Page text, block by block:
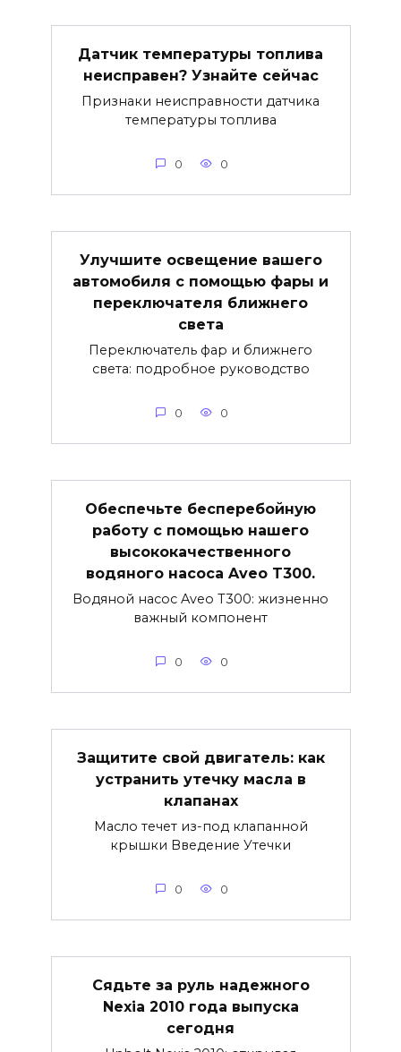
Датчик температуры топлива
неисправен? Узнайте сейчас
Признаки неисправности датчика
температуры топлива
0 0
Улучшите освещение вашего
автомобиля с помощью фары и
переключателя ближнего
света
Переключатель фар и ближнего
света: подробное руководство
0 0
Обеспечьте бесперебойную
работу с помощью нашего
высококачественного
водяного насоса Aveo T300.
Водяной насос Aveo T300: жизненно
важный компонент
0 0
Защитите свой двигатель: как
устранить утечку масла в
клапанах
Масло течет из-под клапанной
крышки Введение Утечки
0 0
Сядьте за руль надежного
Nexia 2010 года выпуска
сегодня